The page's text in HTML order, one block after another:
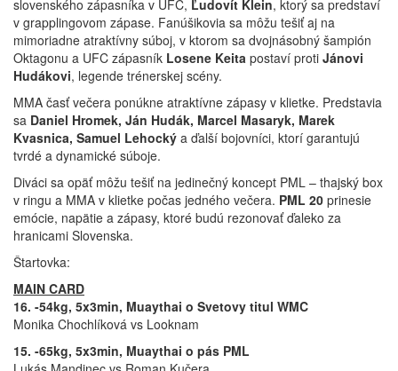
slovenského zápasníka v UFC, Ľudovít Klein, ktorý sa predstaví
v grapplingovom zápase. Fanúšikovia sa môžu tešiť aj na
mimoriadne atraktívny súboj, v ktorom sa dvojnásobný šampión
Oktagonu a UFC zápasník Losene Keita postaví proti Jánovi
Hudákovi, legende trénerskej scény.
MMA časť večera ponúkne atraktívne zápasy v klietke. Predstavia
sa Daniel Hromek, Ján Hudák, Marcel Masaryk, Marek
Kvasnica, Samuel Lehocký a ďalší bojovníci, ktorí garantujú
tvrdé a dynamické súboje.
Diváci sa opäť môžu tešiť na jedinečný koncept PML – thajský box
v ringu a MMA v klietke počas jedného večera. PML 20 prinesie
emócie, napätie a zápasy, ktoré budú rezonovať ďaleko za
hranicami Slovenska.
Štartovka:
MAIN CARD
16. -54kg, 5x3min, Muaythai o Svetovy titul WMC
Monika Chochlíková vs Looknam
15. -65kg, 5x3min, Muaythai o pás PML